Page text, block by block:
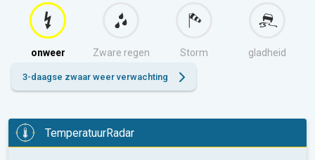
onweer Zware regen Storm gladheid
3-daagse zwaar weer verwachting
TemperatuurRadar